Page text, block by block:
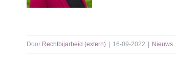
Door Rechtbijarbeid (extern) 16-09-2022 Nieuws